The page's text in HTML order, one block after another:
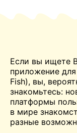
Если вы ищете
приложение
Fish), вы,
знакомьтесь:
платформы
в мире
разные